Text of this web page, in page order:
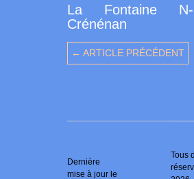
La Fontaine
Crénénan
← ARTICLE PRÉCÉDENT
Dernière
mise à jour le
Tous